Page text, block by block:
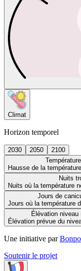
Climat
Horizon temporel
2030 2050
2100
Hausse de la
Nuits
Nuits où la température
Jours de
Jours où la température
Élévation niveau
Élévation prévue du
Une initiative par
Soutenir le projet